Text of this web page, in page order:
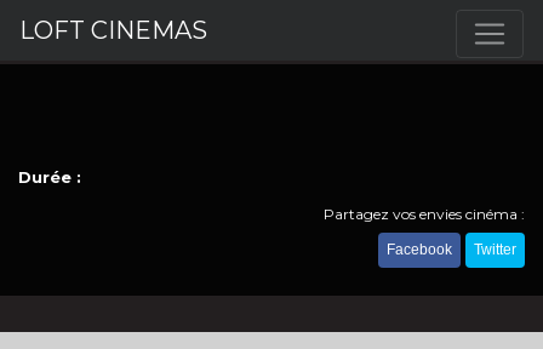
LOFT CINEMAS
Durée :
Partagez vos envies cinéma :
Facebook Twitter